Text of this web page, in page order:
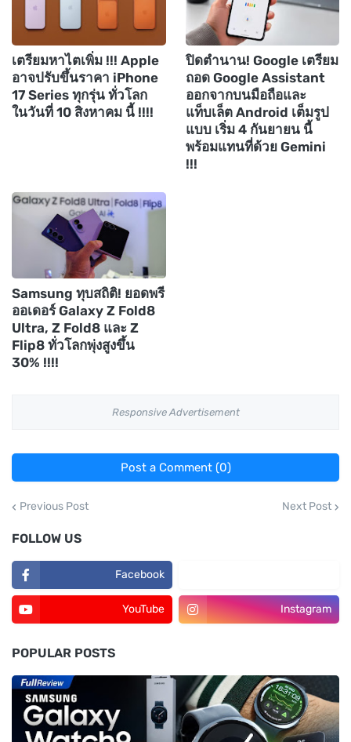
เตรียมหาไตเพิ่ม !!! Apple
อาจปรับขึ้นราคา iPhone
17 Series ทุกรุ่น ทั่วโลก
ในวันที่ 10 สิงหาคม นี้ !!!!
ปิดตำนาน! Google เตรียม
ถอด Google Assistant
ออกจากบนมือถือและ
แท็บเล็ต Android เต็มรูป
แบบ เริ่ม 4 กันยายน นี้
พร้อมแทนที่ด้วย Gemini
!!!
Samsung ทุบสถิติ! ยอดพรี
ออเดอร์ Galaxy Z Fold8
Ultra, Z Fold8 และ Z
Flip8 ทั่วโลกพุ่งสูงขึ้น
30% !!!!
Responsive Advertisement
Post a Comment (0)
Previous Post Next Post
FOLLOW US
Facebook
YouTube Instagram
POPULAR POSTS